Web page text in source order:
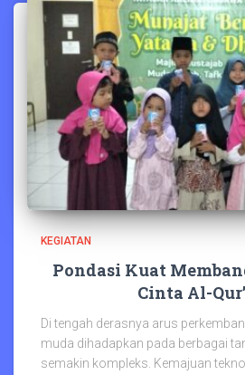
KEGIATAN
Pondasi Kuat
Cinta Al-
Di tengah derasnya arus
muda dihadapkan pada berbagai
semakin kompleks. Kemajuan